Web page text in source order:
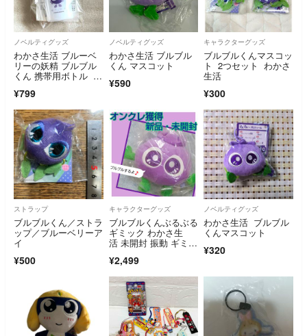
ノベルティグッズ
わかさ生活 ブルーベ
リーの妖精 ブルブル
くん 携帯用ボトル サ
¥799
ノベルティグッズ
わかさ生活 ブルブル
くん マスコット
¥590
キャラクターグッズ
ブルブルくんマスコッ
ト 2つセット わかさ
生活
¥300
ストラップ
ブルブルくん／ストラ
ップ／ブルーベリーア
イ
¥500
キャラクターグッズ
ブルブルくんぶるぶる
ギミック わかさ生
活 未開封 振動 ギミッ
¥2,499
ノベルティグッズ
わかさ生活 ブルブル
くんマスコット
¥320